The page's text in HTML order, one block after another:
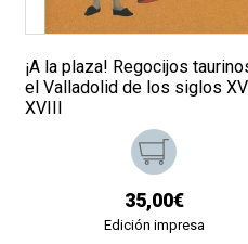
¡A la plaza! Regocijos
el Valladolid de los siglos
XVIII
35,00€
Edición impresa